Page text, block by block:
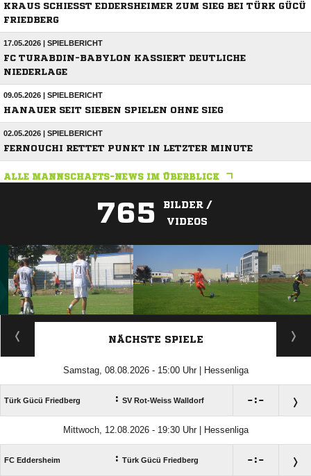
KRAUS SCHIESST EDDERSHEIMER ZUM SIEG BEI TÜRK GÜCÜ F
RIEDBERG
17.05.2026 | SPIELBERICHT
FC TURABDIN-BABYLON KASSIERT DEUTLICHE
NIEDERLAGE
09.05.2026 | SPIELBERICHT
HANAUER SEIT SIEBEN SPIELEN OHNE SIEG
02.05.2026 | SPIELBERICHT
FERNOUCHI RETTET PUNKT IN LETZTER MINUTE
ALLE MANNSCHAFTS-NEWS IM ÜBERBLICK
765
BILDER /
VIDEOS
ANZEIGE
NÄCHSTE SPIELE
Samstag, 08.08.2026 - 15:00 Uhr | Hessenliga
Türk Gücü Friedberg : SV Rot-Weiss Walldorf :
Mittwoch, 12.08.2026 - 19:30 Uhr | Hessenliga
FC Eddersheim : Türk Gücü Friedberg :